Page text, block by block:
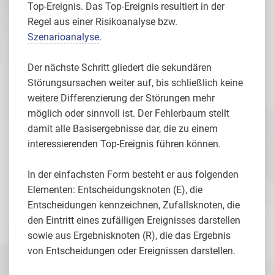
Top-Ereignis. Das Top-Ereignis resultiert in der
Regel aus einer Risikoanalyse bzw.
Szenarioanalyse.
Der nächste Schritt gliedert die sekundären
Störungsursachen weiter auf, bis schließlich keine
weitere Differenzierung der Störungen mehr
möglich oder sinnvoll ist. Der Fehlerbaum stellt
damit alle Basisergebnisse dar, die zu einem
interessierenden Top-Ereignis führen können.
In der einfachsten Form besteht er aus folgenden
Elementen: Entscheidungsknoten (E), die
Entscheidungen kennzeichnen, Zufallsknoten, die
den Eintritt eines zufälligen Ereignisses darstellen
sowie aus Ergebnisknoten (R), die das Ergebnis
von Entscheidungen oder Ereignissen darstellen.